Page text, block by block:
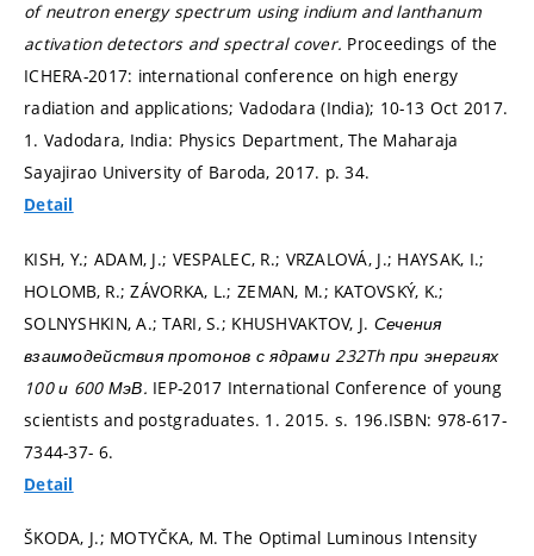
of neutron energy spectrum using indium and lanthanum
activation detectors and spectral cover. Proceedings of the
ICHERA-2017: international conference on high energy
radiation and applications; Vadodara (India); 10-13 Oct 2017.
1. Vadodara, India: Physics Department, The Maharaja
Sayajirao University of Baroda, 2017. p. 34.
Detail
KISH, Y.; ADAM, J.; VESPALEC, R.; VRZALOVÁ, J.; HAYSAK, I.;
HOLOMB, R.; ZÁVORKA, L.; ZEMAN, M.; KATOVSKÝ, K.;
SOLNYSHKIN, A.; TARI, S.; KHUSHVAKTOV, J. Сечения
взаимодействия протонов с ядрами 232Th при энергиях
100 и 600 МэВ. IEP-2017 International Conference of young
scientists and postgraduates. 1. 2015. s. 196.ISBN: 978-617-
7344-37- 6.
Detail
ŠKODA, J.; MOTYČKA, M. The Optimal Luminous Intensity